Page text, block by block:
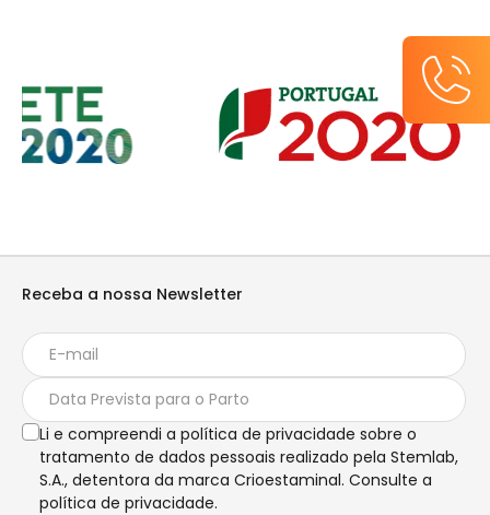
Receba a nossa Newsletter
Li e compreendi a política de privacidade sobre o
tratamento de dados pessoais realizado pela Stemlab,
S.A., detentora da marca Crioestaminal. Consulte a
política de privacidade.